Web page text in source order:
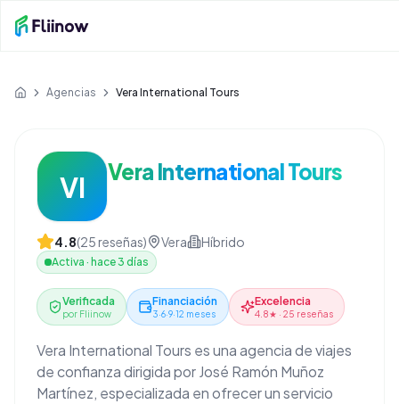
Inicio Agencias Vera International Tours
VI Vera International Tours
4.8(25reseñas) Vera Híbrido
Activa · hace 3 días
Verificada
por Fliinow
Financiación
3·6·9·12 meses
Excelencia
4.8★ · 25 reseñas
Vera International Tours es una agencia de viajes
de confianza dirigida por José Ramón Muñoz
Martínez, especializada en ofrecer un servicio